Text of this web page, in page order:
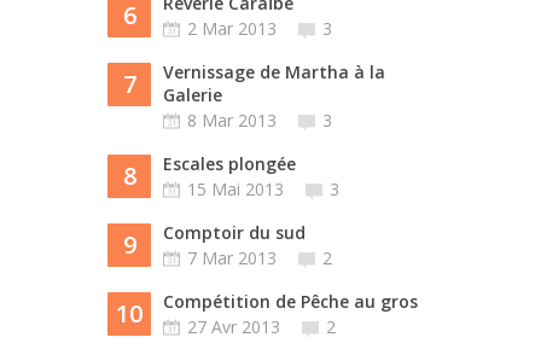
6
2 Mar 2013
3
7
Vernissage de Martha à la
Galerie
8 Mar 2013
3
8
Escales plongée
15 Mai 2013
3
9
Comptoir du sud
7 Mar 2013
2
10
Compétition de Pêche au gros
27 Avr 2013
2